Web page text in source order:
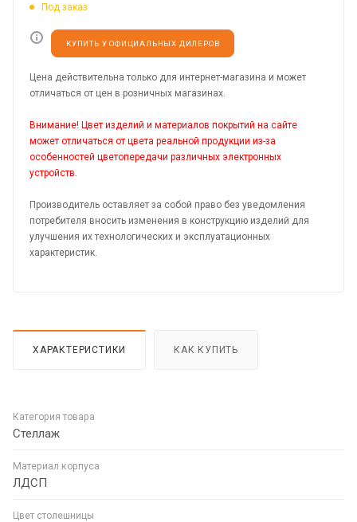
Под заказ
КУПИТЬ У ОФИЦИАЛЬНЫХ ДИЛЕРОВ
Цена действительна только для интернет-магазина и может
отличаться от цен в розничных магазинах.
Внимание! Цвет изделий и материалов покрытий на сайте
может отличаться от цвета реальной продукции из-за
особенностей цветопередачи различных электронных
устройств.
Производитель оставляет за собой право без уведомления
потребителя вносить изменения в конструкцию изделий для
улучшения их технологических и эксплуатационных
характеристик.
ХАРАКТЕРИСТИКИ КАК КУПИТЬ
Категория товара
Стеллаж
Материал корпуса
ЛДСП
Цвет столешницы